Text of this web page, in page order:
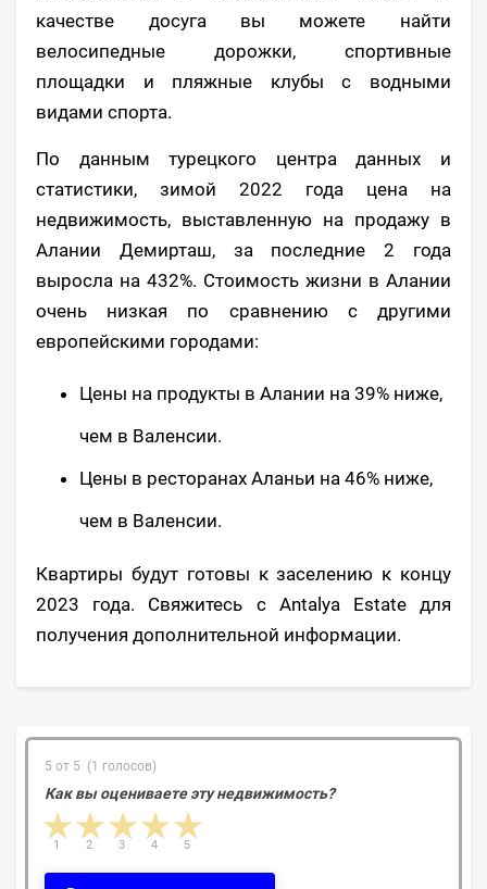
качестве досуга вы можете найти
велосипедные дорожки, спортивные
площадки и пляжные клубы с водными
видами спорта.
По данным турецкого центра данных и
статистики, зимой 2022 года цена на
недвижимость, выставленную на продажу в
Алании Демирташ, за последние 2 года
выросла на 432%. Стоимость жизни в Алании
очень низкая по сравнению с другими
европейскими городами:
Цены на продукты в Алании на 39% ниже,
чем в Валенсии.
Цены в ресторанах Аланьи на 46% ниже,
чем в Валенсии.
Квартиры будут готовы к заселению к концу
2023 года. Свяжитесь с Antalya Estate для
получения дополнительной информации.
5 от 5 (1 голосов)
Как вы оцениваете эту недвижимость?
4 stars
3 stars
2 stars
1 star 5
4
3
2
1